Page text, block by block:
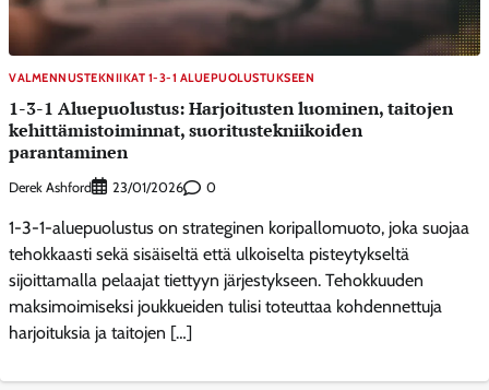
VALMENNUSTEKNIIKAT 1-3-1 ALUEPUOLUSTUKSEEN
1-3-1 Aluepuolustus: Harjoitusten luominen, taitojen
kehittämistoiminnat, suoritustekniikoiden
parantaminen
Derek Ashford 23/01/2026 0
1-3-1-aluepuolustus on strateginen koripallomuoto, joka suojaa
tehokkaasti sekä sisäiseltä että ulkoiselta pisteytykseltä
sijoittamalla pelaajat tiettyyn järjestykseen. Tehokkuuden
maksimoimiseksi joukkueiden tulisi toteuttaa kohdennettuja
harjoituksia ja taitojen […]